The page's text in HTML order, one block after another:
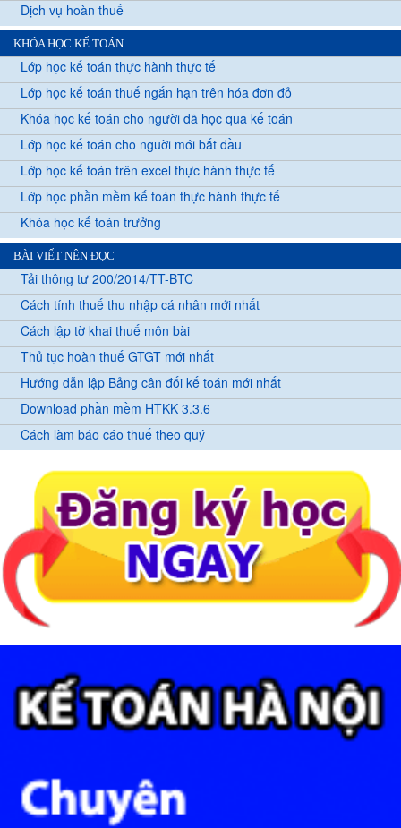
Dịch vụ hoàn thuế
KHÓA HỌC KẾ TOÁN
Lớp học kế toán thực hành thực tế
Lớp học kế toán thuế ngắn hạn trên hóa đơn đỏ
Khóa học kế toán cho người đã học qua kế toán
Lớp học kế toán cho nguời mới bắt đầu
Lớp học kế toán trên excel thực hành thực tế
Lớp học phần mềm kế toán thực hành thực tế
Khóa học kế toán trưởng
BÀI VIẾT NÊN ĐỌC
Tải thông tư 200/2014/TT-BTC
Cách tính thuế thu nhập cá nhân mới nhất
Cách lập tờ khai thuế môn bài
Thủ tục hoàn thuế GTGT mới nhất
Hướng dẫn lập Bảng cân đối kế toán mới nhất
Download phần mềm HTKK 3.3.6
Cách làm báo cáo thuế theo quý